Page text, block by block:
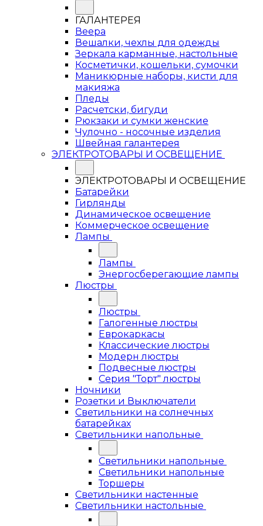
ГАЛАНТЕРЕЯ
Веера
Вешалки, чехлы для одежды
Зеркала карманные, настольные
Косметички, кошельки, сумочки
Маникюрные наборы, кисти для
макияжа
Пледы
Расчетски, бигуди
Рюкзаки и сумки женские
Чулочно - носочные изделия
Швейная галантерея
ЭЛЕКТРОТОВАРЫ И ОСВЕЩЕНИЕ
ЭЛЕКТРОТОВАРЫ И ОСВЕЩЕНИЕ
Батарейки
Гирлянды
Динамическое освещение
Коммерческое освещение
Лампы
Лампы
Энергосберегающие лампы
Люстры
Люстры
Галогенные люстры
Еврокаркасы
Классические люстры
Модерн люстры
Подвесные люстры
Серия "Торт" люстры
Ночники
Розетки и Выключатели
Светильники на солнечных
батарейках
Светильники напольные
Светильники напольные
Светильники напольные
Торшеры
Светильники настенные
Светильники настольные